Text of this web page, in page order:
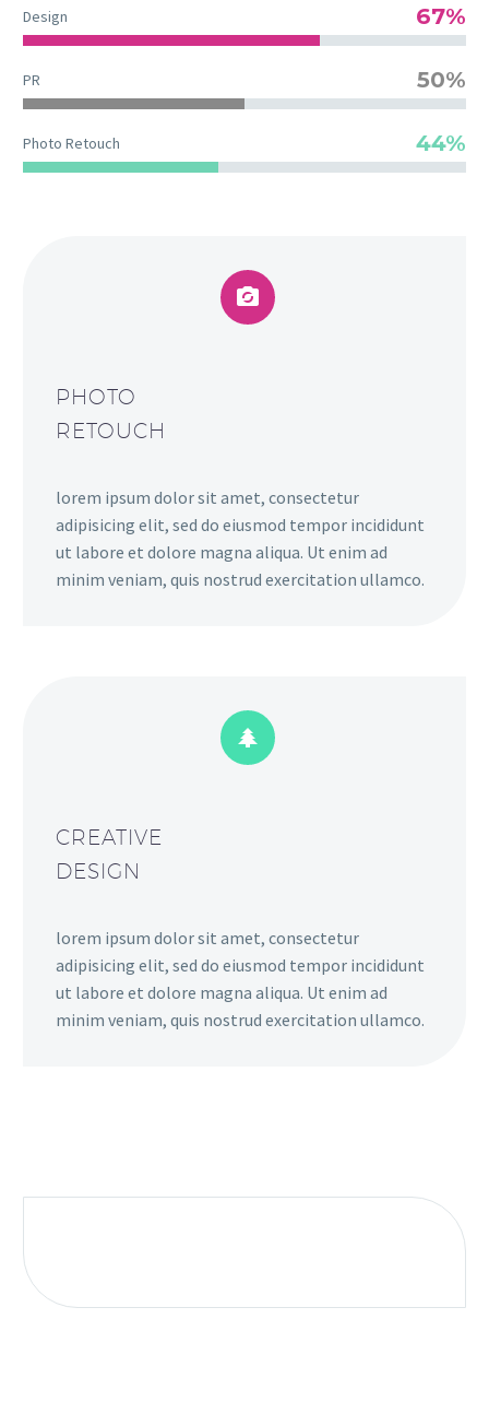
Design 67%
PR 50%
Photo Retouch 44%


PHOTO
RETOUCH
lorem ipsum dolor sit amet, consectetur
adipisicing elit, sed do eiusmod tempor incididunt
ut labore et dolore magna aliqua. Ut enim ad
minim veniam, quis nostrud exercitation ullamco.


CREATIVE
DESIGN
lorem ipsum dolor sit amet, consectetur
adipisicing elit, sed do eiusmod tempor incididunt
ut labore et dolore magna aliqua. Ut enim ad
minim veniam, quis nostrud exercitation ullamco.